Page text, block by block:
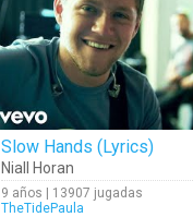
Slow Hands (Lyrics)
Niall Horan
9 años | 13907 jugadas
TheTidePaula